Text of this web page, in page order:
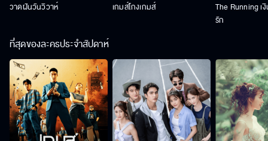
วาดฝันวันวิวาห์ เกมส์โกงเกมส์
The Running เ
รัก
ที่สุดของละครประจำสัปดาห์